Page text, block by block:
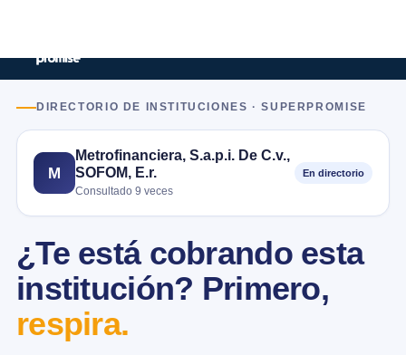
DIRECTORIO DE INSTITUCIONES · SUPERPROMISE
M
Metrofinanciera, S.a.p.i. De C.v.,
SOFOM, E.r.
Consultado 9 veces
En directorio
¿Te está cobrando esta
institución? Primero,
respira.